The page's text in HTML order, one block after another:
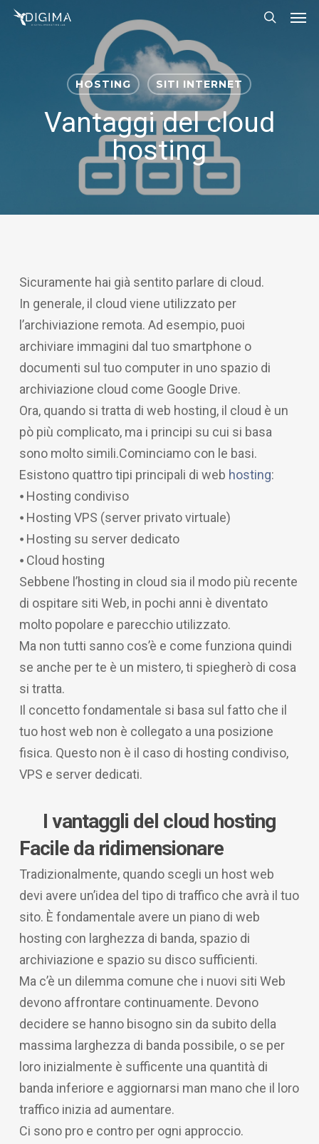
Skip
HOSTING SITI INTERNET
Vantaggi del cloud
hosting
Sicuramente hai già sentito parlare di cloud.
In generale, il cloud viene utilizzato per
l’archiviazione remota. Ad esempio, puoi
archiviare immagini dal tuo smartphone o
documenti sul tuo computer in uno spazio di
archiviazione cloud come Google Drive.
Ora, quando si tratta di web hosting, il cloud è un
pò più complicato, ma i principi su cui si basa
sono molto simili.Cominciamo con le basi.
Esistono quattro tipi principali di web hosting:
⦁ Hosting condiviso
⦁ Hosting VPS (server privato virtuale)
⦁ Hosting su server dedicato
⦁ Cloud hosting
Sebbene l’hosting in cloud sia il modo più recente
di ospitare siti Web, in pochi anni è diventato
molto popolare e parecchio utilizzato.
Ma non tutti sanno cos’è e come funziona quindi
se anche per te è un mistero, ti spiegherò di cosa
si tratta.
Il concetto fondamentale si basa sul fatto che il
tuo host web non è collegato a una posizione
fisica. Questo non è il caso di hosting condiviso,
VPS e server dedicati.
I vantaggli del cloud hosting
Facile da ridimensionare
Tradizionalmente, quando scegli un host web
devi avere un’idea del tipo di traffico che avrà il tuo
sito. È fondamentale avere un piano di web
hosting con larghezza di banda, spazio di
archiviazione e spazio su disco sufficienti.
Ma c’è un dilemma comune che i nuovi siti Web
devono affrontare continuamente. Devono
decidere se hanno bisogno sin da subito della
massima larghezza di banda possibile, o se per
loro inizialmente è sufficente una quantità di
banda inferiore e aggiornarsi man mano che il loro
traffico inizia ad aumentare.
Ci sono pro e contro per ogni approccio.
Menu